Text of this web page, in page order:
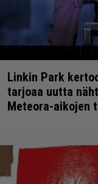
Linkin Park
tarjoaa uutta
Meteora-aikojen